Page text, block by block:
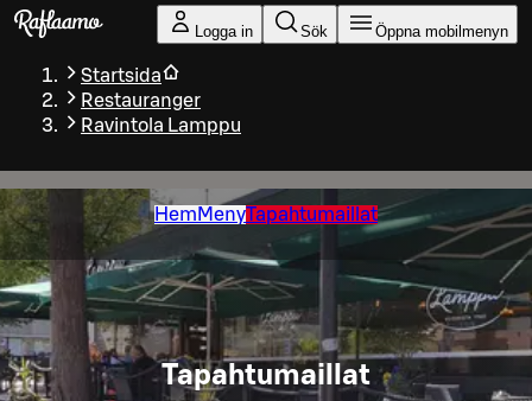
Gå till huvudinnehållet
Logga in Sök Öppna mobilmenyn
Startsida
Restauranger
Ravintola Lamppu
Hem MenyTapahtumaillat
Tapahtumaillat